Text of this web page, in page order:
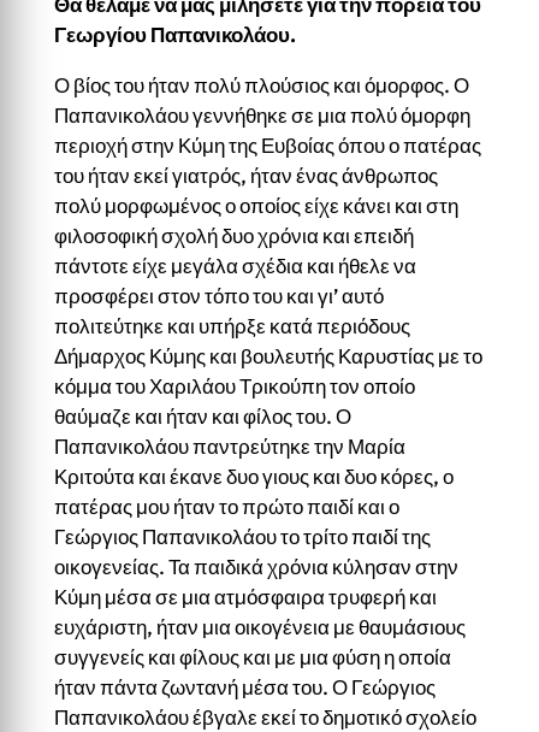
Γεωργίου Παπανικολάου.
Ο βίος του ήταν πολύ πλούσιος και όμορφος. Ο
Παπανικολάου γεννήθηκε σε μια πολύ όμορφη
περιοχή στην Κύμη της Ευβοίας όπου ο πατέρας
του ήταν εκεί γιατρός, ήταν ένας άνθρωπος
πολύ μορφωμένος ο οποίος είχε κάνει και στη
φιλοσοφική σχολή δυο χρόνια και επειδή
πάντοτε είχε μεγάλα σχέδια και ήθελε να
προσφέρει στον τόπο του και γι’ αυτό
πολιτεύτηκε και υπήρξε κατά περιόδους
Δήμαρχος Κύμης και βουλευτής Καρυστίας με το
κόμμα του Χαριλάου Τρικούπη τον οποίο
θαύμαζε και ήταν και φίλος του. Ο
Παπανικολάου παντρεύτηκε την Μαρία
Κριτούτα και έκανε δυο γιους και δυο κόρες, ο
πατέρας μου ήταν το πρώτο παιδί και ο
Γεώργιος Παπανικολάου το τρίτο παιδί της
οικογενείας. Τα παιδικά χρόνια κύλησαν στην
Κύμη μέσα σε μια ατμόσφαιρα τρυφερή και
ευχάριστη, ήταν μια οικογένεια με θαυμάσιους
συγγενείς και φίλους και με μια φύση η οποία
ήταν πάντα ζωντανή μέσα του. Ο Γεώργιος
Παπανικολάου έβγαλε εκεί το δημοτικό σχολείο